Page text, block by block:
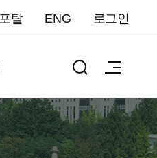
탈 ENG 로그인